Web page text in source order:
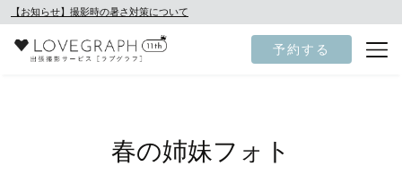
【お知らせ】撮影時の暑さ対策について
予約する
春の姉妹フォト